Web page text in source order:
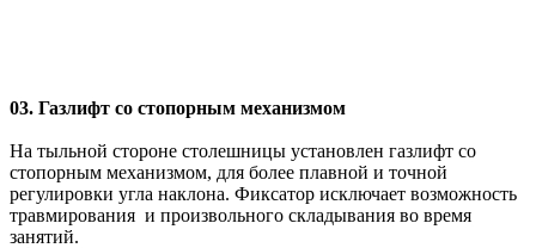
03. Газлифт со стопорным механизмом
На тыльной стороне столешницы установлен газлифт со
стопорным механизмом, для более плавной и точной
регулировки угла наклона. Фиксатор исключает возможность
травмирования и произвольного складывания во время
занятий.